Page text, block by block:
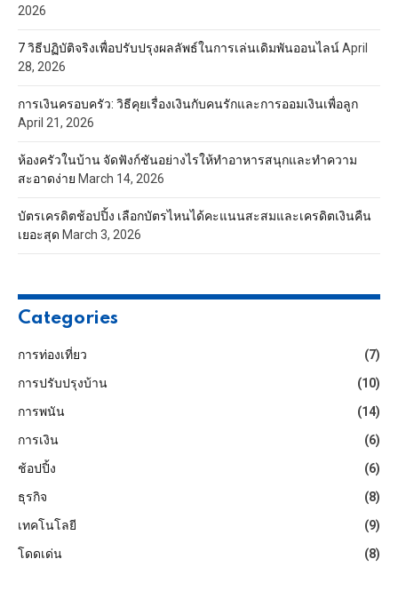
2026
7 วิธีปฏิบัติจริงเพื่อปรับปรุงผลลัพธ์ในการเล่นเดิมพันออนไลน์April
28, 2026
การเงินครอบครัว: วิธีคุยเรื่องเงินกับคนรักและการออมเงินเพื่อลูก
April 21, 2026
ห้องครัวในบ้าน จัดฟังก์ชันอย่างไรให้ทำอาหารสนุกและทำความ
สะอาดง่าย March 14, 2026
บัตรเครดิตช้อปปิ้ง เลือกบัตรไหนได้คะแนนสะสมและเครดิตเงินคืน
เยอะสุด March 3, 2026
Categories
การท่องเที่ยว
(7)
การปรับปรุงบ้าน
(10)
การพนัน
(14)
การเงิน
(6)
ช้อปปิ้ง
(6)
ธุรกิจ
(8)
เทคโนโลยี
(9)
โดดเด่น
(8)